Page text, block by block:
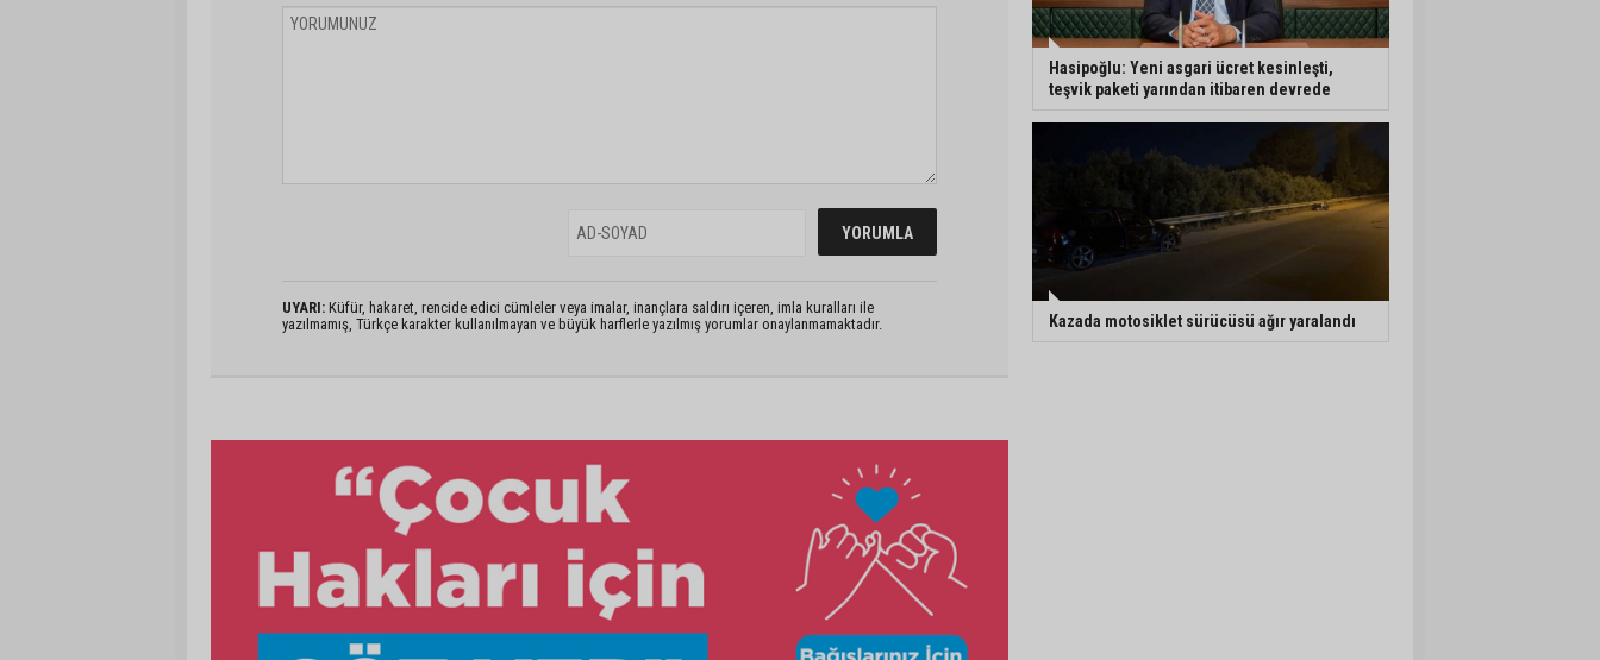
UYARI: Küfür, hakaret, rencide edici cümleler veya imalar, inançlara saldırı içeren, imla kuralları ile
yazılmamış, Türkçe karakter kullanılmayan ve büyük harflerle yazılmış yorumlar onaylanmamaktadır.
Hasipoğlu: Yeni asgari ücret kesinleşti,
teşvik paketi yarından itibaren devrede
Kazada motosiklet sürücüsü ağır yaralandı